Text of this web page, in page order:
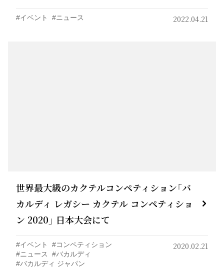
イベント ニュース 2022.04.21
世界最大級のカクテルコンペティション「バ
カルディ レガシー カクテル コンペティショ
ン 2020」 日本大会にて
イベント
コンペティション
ニュース
バカルディ
バカルディ ジャパン
2020.02.21